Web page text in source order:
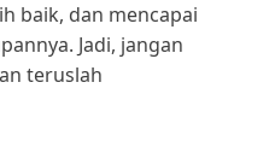
baik, dan mencapai
Jadi, jangan
teruslah